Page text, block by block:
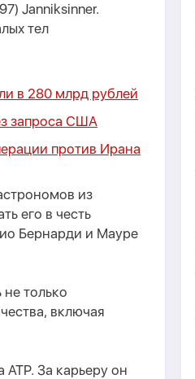
Janniksinner.
тел
в 280 млрд рублей
запроса США
против Ирана
из
его в честь
Бернарди и Мауре
только
включая
За карьеру он